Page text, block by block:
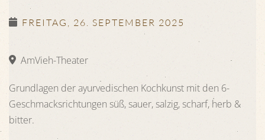
FREITAG, 26. SEPTEMBER 2025
AmVieh-Theater
Grundlagen der ayurvedischen Kochkunst mit den 6-
Geschmacksrichtungen süß, sauer, salzig, scharf, herb &
bitter.